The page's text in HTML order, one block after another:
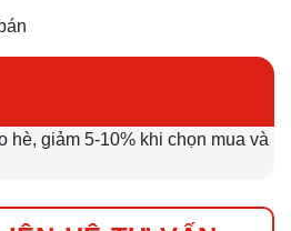
hè, giảm 5-10% khi chọn mua và